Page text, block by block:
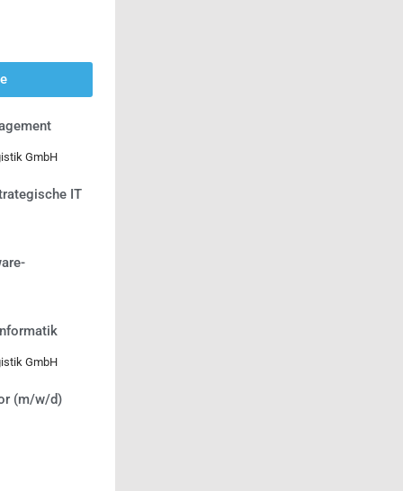
GmbH
IT
GmbH
(m/w/d)